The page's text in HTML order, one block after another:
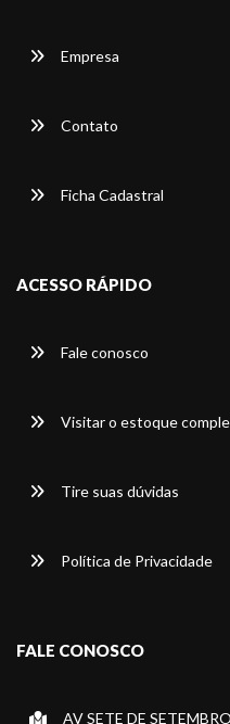
Empresa
Contato
Ficha Cadastral
ACESSO RÁPIDO
Fale conosco
Visitar o estoque
Tire suas dúvidas
Política de Privacidade
FALE CONOSCO
AV SETE DE